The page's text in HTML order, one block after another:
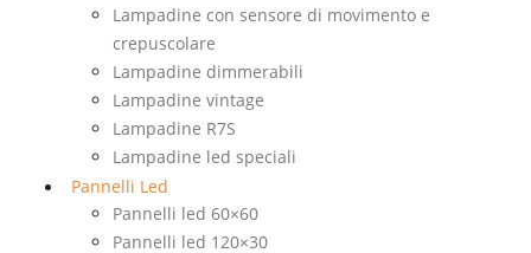
Lampadine con sensore di movimento e
crepuscolare
Lampadine dimmerabili
Lampadine vintage
Lampadine R7S
Lampadine led speciali
Pannelli Led
Pannelli led 60×60
Pannelli led 120×30